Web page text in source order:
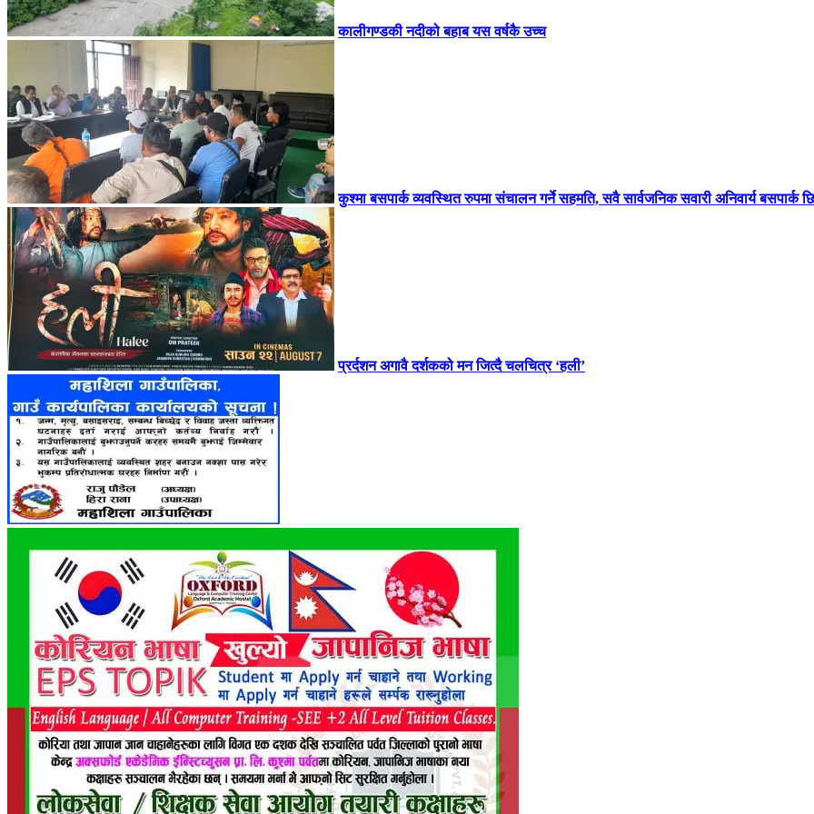
कालीगण्डकी नदीको बहाब यस वर्षकै उच्च
कुश्मा बसपार्क व्यवस्थित रुपमा संचालन गर्ने सहमति, सवै सार्वजनिक सवारी अनिवार्य बसपार्क
प्रर्दशन अगावै दर्शकको मन जित्दै चलचित्र ‘हली’